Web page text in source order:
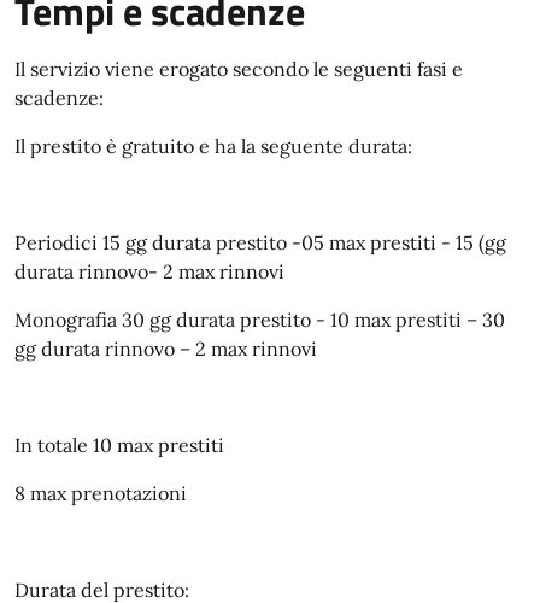
Il servizio viene erogato secondo le seguenti fasi e
scadenze:
Il prestito è gratuito e ha la seguente durata:
Periodici 15 gg durata prestito -05 max prestiti - 15 (gg
durata rinnovo- 2 max rinnovi
Monografia 30 gg durata prestito - 10 max prestiti – 30
gg durata rinnovo – 2 max rinnovi
In totale 10 max prestiti
8 max prenotazioni
Durata del prestito: